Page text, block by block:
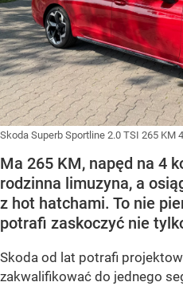
Skoda Superb Sportline 2.0 TSI 265 KM
Ma 265 KM, napęd na 4
rodzinna limuzyna, a
z hot hatchami. To nie
potrafi zaskoczyć nie
Skoda od lat potrafi
zakwalifikować do jednego